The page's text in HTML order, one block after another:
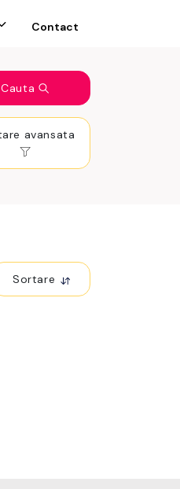
Contact
Cauta
Sortare